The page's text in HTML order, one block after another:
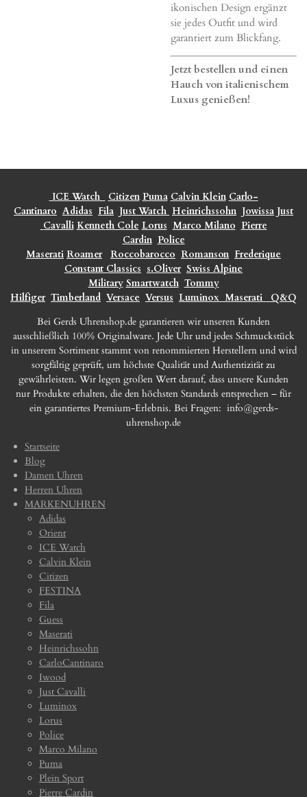
ikonischen Design ergänzt
sie jedes Outfit und wird
garantiert zum Blickfang.
Jetzt bestellen und einen
Hauch von italienischem
Luxus genießen!
ICE Watch Citizen Puma Calvin Klein Carlo-
Cantinaro Adidas Fila Just Watch Heinrichssohn Jowissa Just
Cavalli Kenneth Cole Lorus Marco Milano Pierre
Cardin Police
Maserati Roamer Roccobarocco Romanson Frederique
Constant Classics s.Oliver Swiss Alpine
Military Smartwatch Tommy
Hilfiger Timberland Versace Versus Luminox Maserati
Q&Q
Bei Gerds Uhrenshop.de garantieren wir unseren Kunden
ausschließlich 100% Originalware. Jede Uhr und jedes Schmuckstück
in unserem Sortiment stammt von renommierten Herstellern und wird
sorgfältig geprüft, um höchste Qualität und Authentizität zu
gewährleisten. Wir legen großen Wert darauf, dass unsere Kunden
nur Produkte erhalten, die den höchsten Standards entsprechen – für
ein garantiertes Premium-Erlebnis. Bei Fragen: info@gerds-
uhrenshop.de
Startseite
Blog
Damen Uhren
Herren Uhren
MARKENUHREN
Adidas
Orient
ICE Watch
Calvin Klein
Citizen
FESTINA
Fila
Guess
Maserati
Heinrichssohn
CarloCantinaro
Iwood
Just Cavalli
Luminox
Lorus
Police
Marco Milano
Puma
Plein Sport
Pierre Cardin